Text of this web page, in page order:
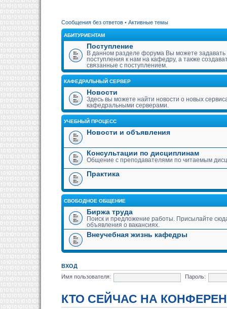
Сообщения без ответов • Активные темы
АБИТУРИЕНТАМ
Поступление
В данном разделе форума Вы можете
поступления к нам на кафедру, а также
связанные с поступлением.
КАФЕДРАЛЬНЫЙ СЕРВЕР
Новости
Здесь вы можете найти новости о новых
кафедральными серверами.
УЧЕБНЫЙ ПРОЦЕСС
Новости и объявления
Консультации по дисциплинам
Общение с преподавателями по читаемым
Практика
СВОБОДНОЕ ОБЩЕНИЕ
Биржа труда
Поиск и предложение работы. Присылайте
объявления о вакансиях.
Внеучебная жизнь кафедры
ВХОД
Имя пользователя:
Пароль:
КТО СЕЙЧАС НА